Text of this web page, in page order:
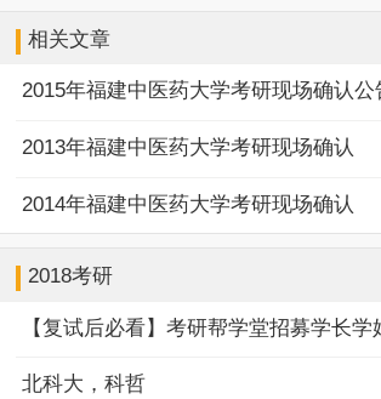
相关文章
2015年福建中医药大学考研现场确认公
2013年福建中医药大学考研现场确认
2014年福建中医药大学考研现场确认
2018考研
【复试后必看】考研帮学堂招募学长学
北科大，科哲